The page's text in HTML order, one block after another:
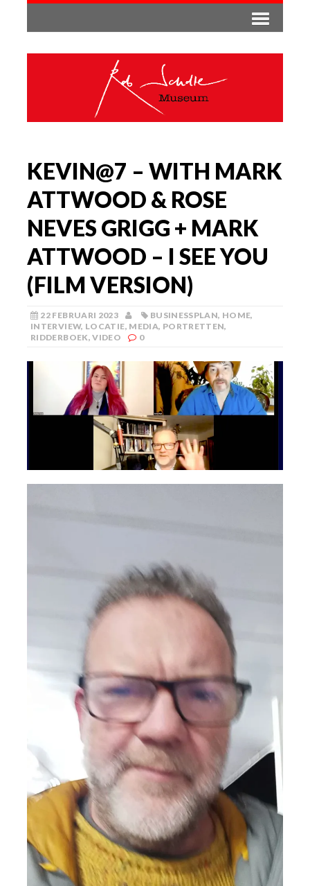
KEVIN@7 – WITH MARK
ATTWOOD & ROSE
NEVES GRIGG + MARK
ATTWOOD – I SEE YOU
(FILM VERSION)
22 FEBRUARI 2023 BUSINESSPLAN, HOME,
INTERVIEW, LOCATIE, MEDIA, PORTRETTEN,
RIDDERBOEK,VIDEO 0